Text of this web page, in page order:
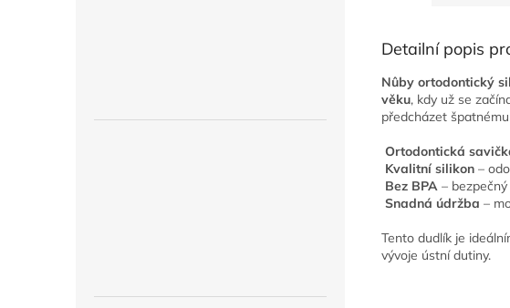
Detailní popis
Nûby ortodontický
věku, kdy už se
předcházet
Ortodontická
Kvalitní silikon –
Bez BPA –
Snadná údržba –
Tento dudlík je
vývoje ústní dutiny.